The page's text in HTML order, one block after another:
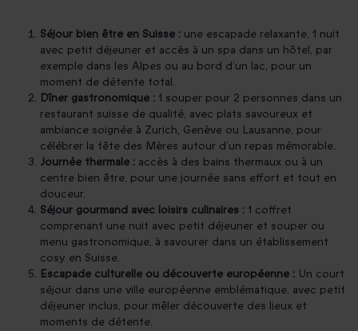
Séjour bien être en Suisse : une escapade relaxante, 1 nuit
avec petit déjeuner et accès à un spa dans un hôtel, par
exemple dans les Alpes ou au bord d’un lac, pour un
moment de détente total.
Dîner gastronomique : 1 souper pour 2 personnes dans un
restaurant suisse de qualité, avec plats savoureux et
ambiance soignée à Zurich, Genève ou Lausanne, pour
célébrer la fête des Mères autour d’un repas mémorable.
Journée thermale : accès à des bains thermaux ou à un
centre bien être, pour une journée sans effort et tout en
douceur.
Séjour gourmand avec loisirs culinaires : 1 coffret
comprenant une nuit avec petit déjeuner et souper ou
menu gastronomique, à savourer dans un établissement
cosy en Suisse.
Escapade culturelle ou découverte européenne : Un court
séjour dans une ville européenne emblématique, avec petit
déjeuner inclus, pour mêler découverte des lieux et
moments de détente.